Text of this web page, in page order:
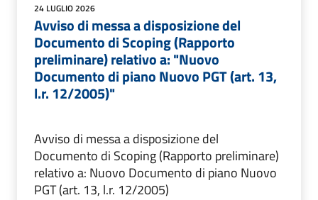
24 LUGLIO 2026
Avviso di messa a disposizione del
Documento di Scoping (Rapporto
preliminare) relativo a: "Nuovo
Documento di piano Nuovo PGT (art. 13,
l.r. 12/2005)"
Avviso di messa a disposizione del
Documento di Scoping (Rapporto preliminare)
relativo a: Nuovo Documento di piano Nuovo
PGT (art. 13, l.r. 12/2005)